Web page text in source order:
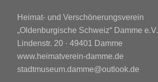
Heimat- und Verschönerungsverein
„Oldenburgische Schweiz“ Damme e.V.
Lindenstr. 20 · 49401 Damme
www.heimatverein-damme.de
stadtmuseum.damme@outlook.de